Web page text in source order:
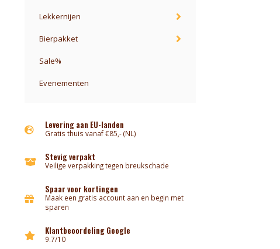
Lekkernijen
Bierpakket
Sale%
Evenementen
Levering aan EU-landen
Gratis thuis vanaf €85,- (NL)
Stevig verpakt
Veilige verpakking tegen breukschade
Spaar voor kortingen
Maak een gratis account aan en begin met
sparen
Klantbeoordeling Google
9.7/10